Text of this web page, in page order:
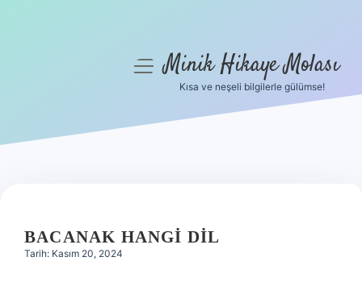
Hakkımızda
menüyüMinik Hikaye Molası
Kısa ve neşeli bilgilerle gülümse!
BACANAK HANGI DIL
Tarih: Kasım 20, 2024